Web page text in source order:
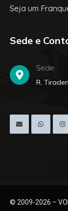
Seja um
Sede e
Sede
R.
© 2009-2026 –